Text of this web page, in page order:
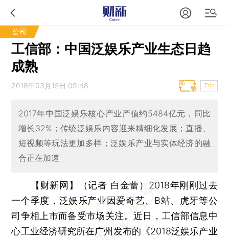
公司
工信部：中国泛娱乐产业生态日趋
成熟
2018年03月15日 09:48 T中
2017年中国泛娱乐核心产业产值约5484亿元，同比
增长32%；传统泛娱乐内容迎来精细化发展；直播、
短视频等玩法更加多样；泛娱乐产业与实体经济的融
合正在加速
【财新网】（记者 白金蕾） 2018年刚刚过去
一个季度， 泛娱乐产业 因爱奇艺、 B站、 虎牙等公
司争相上市而备受市场关注。近日，工信部信息中
心工业经济研究所在广州发布的《2018泛娱乐产业